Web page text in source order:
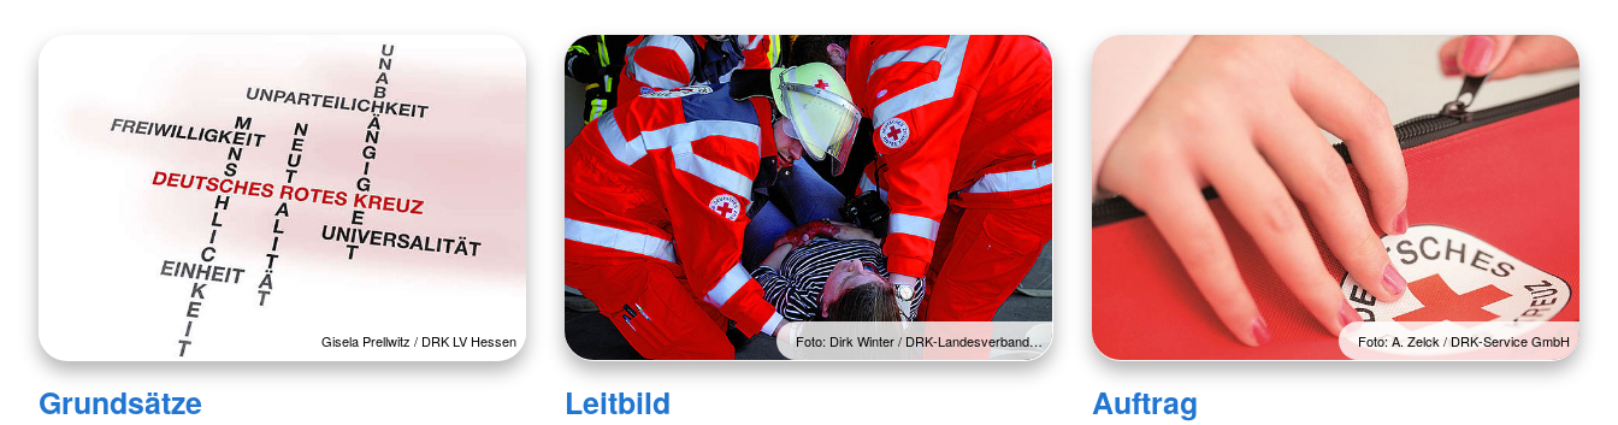
Gisela Prellwitz / DRK LV Hessen
Grundsätze
Foto: Dirk Winter / DRK-Landesverband…
Leitbild
Foto: A. Zelck / DRK-Service GmbH
Auftrag